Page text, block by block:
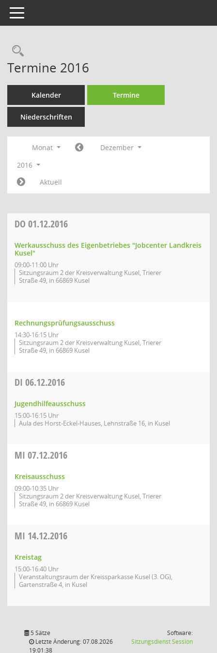
Toggle navigation
Rechercheauswahl
Termine 2016
Kalender Termine
Niederschriften
Monat
Dezember
2016
Aktuell
DO 01.12.2016
Werkausschuss des Eigenbetriebes "Jobcenter Landkreis
Kusel"
09:00-11:00 Uhr
Sitzungsraum 2 der Kreisverwaltung Kusel, Trierer
Straße 49, in 66869 Kusel
Rechnungsprüfungsausschuss
14:30-16:15 Uhr
Sitzungsraum 2 der Kreisverwaltung Kusel, Trierer
Straße 49, in 66869 Kusel
DI 06.12.2016
Jugendhilfeausschuss
15:00-16:15 Uhr
Aula des Horst-Eckel-Hauses, Lehnstraße 16, in Kusel
MI 07.12.2016
Kreisausschuss
09:00-10:35 Uhr
Sitzungsraum 2 der Kreisverwaltung Kusel, Trierer
Straße 49, in 66869 Kusel
MI 14.12.2016
Kreistag
15:00-16:40 Uhr
Veranstaltungsraum der Kreissparkasse Kusel (3. OG),
Gartenstraße 4, in Kusel
5 Sätze
Letzte Änderung: 07.08.2026
19:01:38
Software:
SitzungsdienstSession(Wird in